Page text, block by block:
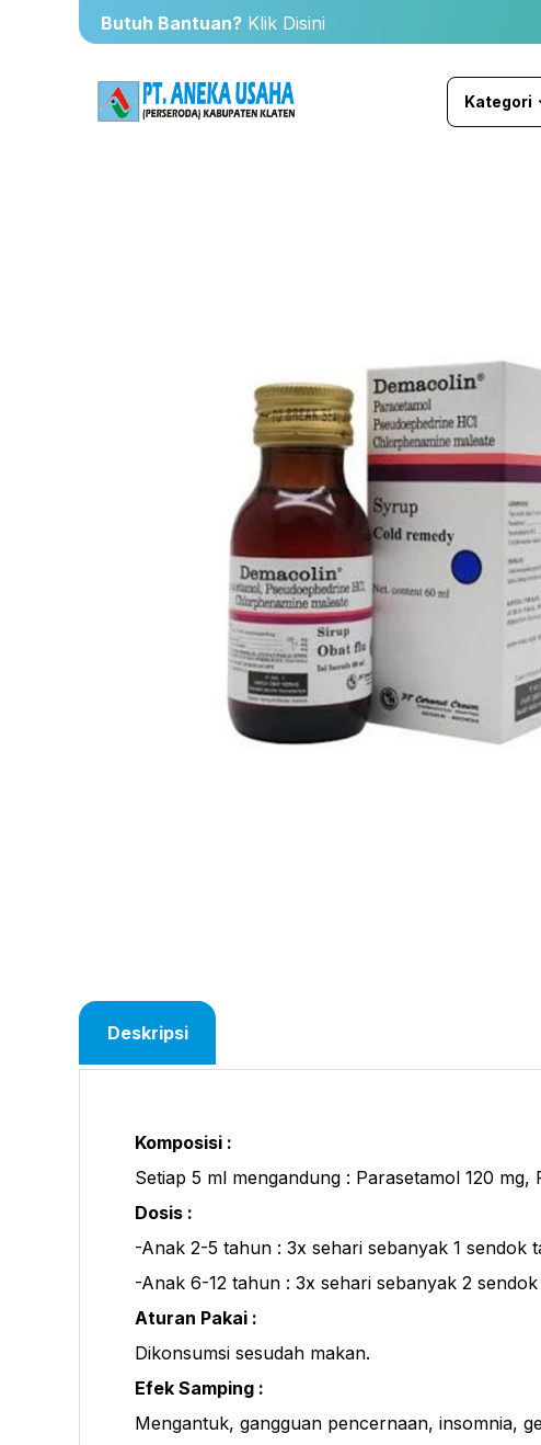
Butuh Bantuan? Klik Disini
Kategori
Deskripsi
Komposisi :
Setiap 5 ml mengandung : Parasetamol 120
Dosis :
-Anak 2-5 tahun : 3x sehari sebanyak 1 sendok
-Anak 6-12 tahun : 3x sehari sebanyak 2
Aturan Pakai :
Dikonsumsi sesudah makan.
Efek Samping :
Mengantuk, gangguan pencernaan, insomnia,